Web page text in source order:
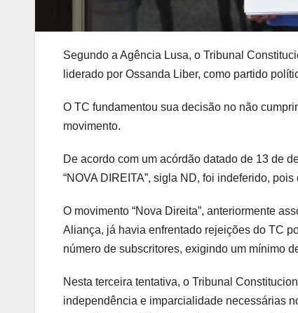
Segundo a Agência Lusa, o Tribunal
liderado por Ossanda Liber, como partido
O TC fundamentou sua decisão no não
movimento.
De acordo com um acórdão datado de 13 de
“NOVA DIREITA”, sigla ND, foi indeferido,
O movimento “Nova Direita”, anteriormente
Aliança, já havia enfrentado rejeições do TC
número de subscritores, exigindo um mínimo
Nesta terceira tentativa, o Tribunal
independência e imparcialidade necessárias